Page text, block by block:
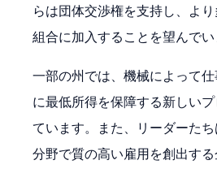
らは団体交渉権を支持し、よ
組合に加入することを望んでい
一部の州では、機械によって
に最低所得を保障する新しい
ています。また、リーダーた
分野で質の高い雇用を創出す